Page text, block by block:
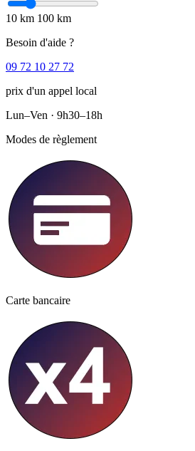
10 km 100 km
Besoin d'aide ?
09 72 10 27 72
prix d'un appel local
Lun–Ven · 9h30–18h
Modes de règlement
Carte bancaire